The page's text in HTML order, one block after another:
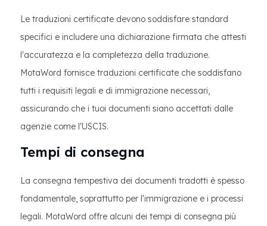
Le traduzioni certificate devono soddisfare standard
specifici e includere una dichiarazione firmata che attesti
l'accuratezza e la completezza della traduzione.
MotaWord fornisce traduzioni certificate che soddisfano
tutti i requisiti legali e di immigrazione necessari,
assicurando che i tuoi documenti siano accettati dalle
agenzie come l'USCIS.
Tempi di consegna
La consegna tempestiva dei documenti tradotti è spesso
fondamentale, soprattutto per l'immigrazione e i processi
legali. MotaWord offre alcuni dei tempi di consegna più